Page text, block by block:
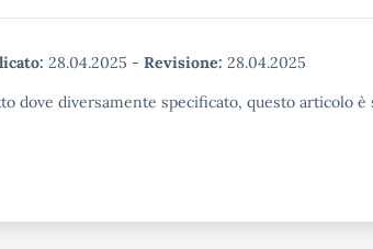
28.04.2025 - Revisione: 28.04.2025
dove diversamente specificato, questo articolo